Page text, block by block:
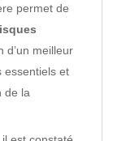
permet de
d’un meilleur
essentiels et
de la